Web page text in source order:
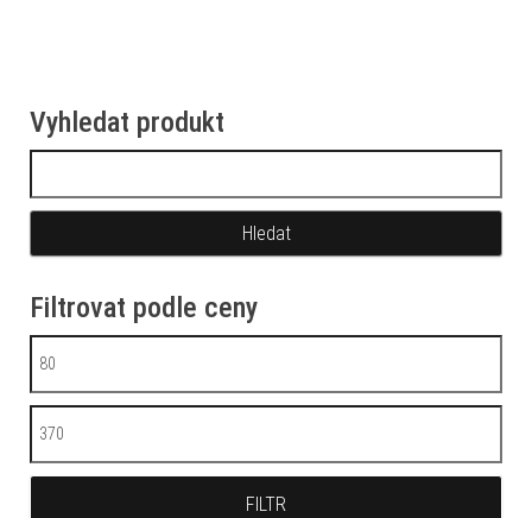
Vyhledat produkt
Filtrovat podle ceny
Minimální cena
Maximální cena
FILTR